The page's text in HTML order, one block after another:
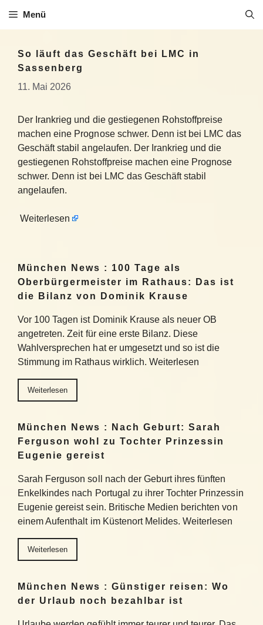
Inhalt
Menü
So läuft das Geschäft bei LMC in
Sassenberg
11. Mai 2026
Der Irankrieg und die gestiegenen Rohstoffpreise
machen eine Prognose schwer. Denn ist bei LMC das
Geschäft stabil angelaufen. Der Irankrieg und die
gestiegenen Rohstoffpreise machen eine Prognose
schwer. Denn ist bei LMC das Geschäft stabil
angelaufen.
Weiterlesen
München News : 100 Tage als
Oberbürgermeister im Rathaus: Das ist
die Bilanz von Dominik Krause
Vor 100 Tagen ist Dominik Krause als neuer OB
angetreten. Zeit für eine erste Bilanz. Diese
Wahlversprechen hat er umgesetzt und so ist die
Stimmung im Rathaus wirklich. Weiterlesen
Weiterlesen
München News : Nach Geburt: Sarah
Ferguson wohl zu Tochter Prinzessin
Eugenie gereist
Sarah Ferguson soll nach der Geburt ihres fünften
Enkelkindes nach Portugal zu ihrer Tochter Prinzessin
Eugenie gereist sein. Britische Medien berichten von
einem Aufenthalt im Küstenort Melides. Weiterlesen
Weiterlesen
München News : Günstiger reisen: Wo
der Urlaub noch bezahlbar ist